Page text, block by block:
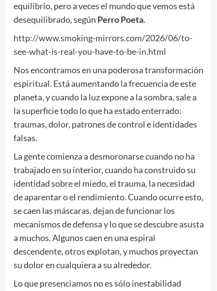
equilibrio, pero a veces el mundo que vemos está
desequilibrado, según Perro Poeta.
http://www.smoking-mirrors.com/2026/06/to-
see-what-is-real-you-have-to-be-in.html
Nos encontramos en una poderosa transformación
espiritual. Está aumentando la frecuencia de este
planeta, y cuando la luz expone a la sombra, sale a
la superficie todo lo que ha estado enterrado:
traumas, dolor, patrones de control e identidades
falsas.
La gente comienza a desmoronarse cuando no ha
trabajado en su interior, cuando ha construido su
identidad sobre el miedo, el trauma, la necesidad
de aparentar o el rendimiento. Cuando ocurre esto,
se caen las máscaras, dejan de funcionar los
mecanismos de defensa y lo que se descubre asusta
a muchos. Algunos caen en una espiral
descendente, otros explotan, y muchos proyectan
su dolor en cualquiera a su alrededor.
Lo que presenciamos no es sólo inestabilidad